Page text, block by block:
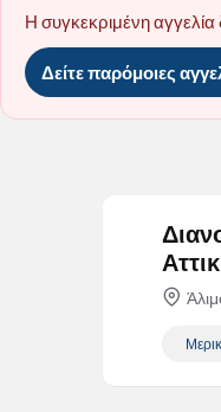
Η συγκεκριμένη αγγελία
Δείτε παρόμοιες